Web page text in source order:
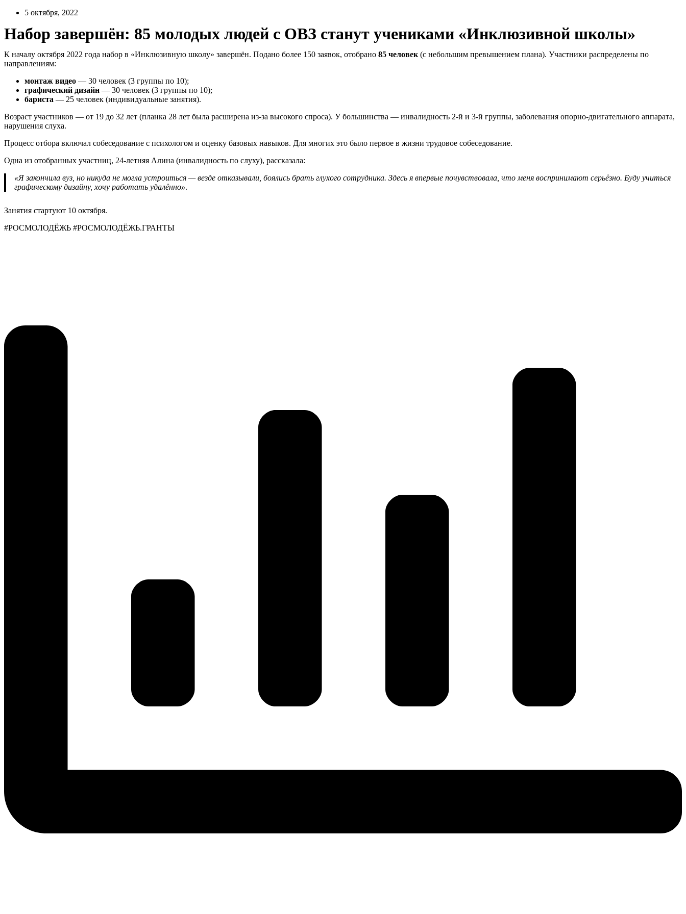
Перейти
содержимому
5 октября, 2022
Набор завершён: 85 молодых людей с ОВЗ станут учениками «Инклюзивной школы»
К началу октября 2022 года набор в «Инклюзивную школу» завершён. Подано более 150 заявок, отобрано 85 человек (с небольшим превышением плана). Участники распределены по
направлениям:
монтаж видео — 30 человек (3 группы по 10);
графический дизайн — 30 человек (3 группы по 10);
бариста — 25 человек (индивидуальные занятия).
Возраст участников — от 19 до 32 лет (планка 28 лет была расширена из-за высокого спроса). У большинства — инвалидность 2-й и 3-й группы, заболевания опорно-двигательного аппарата,
нарушения слуха.
Процесс отбора включал собеседование с психологом и оценку базовых навыков. Для многих это было первое в жизни трудовое собеседование.
Одна из отобранных участниц, 24-летняя Алина (инвалидность по слуху), рассказала:
«Я закончила вуз, но никуда не могла устроиться — везде отказывали, боялись брать глухого сотрудника. Здесь я впервые почувствовала, что меня воспринимают серьёзно. Буду учиться
графическому дизайну, хочу работать удалённо».
Занятия стартуют 10 октября.
#РОСМОЛОДЁЖЬ #РОСМОЛОДЁЖЬ.ГРАНТЫ